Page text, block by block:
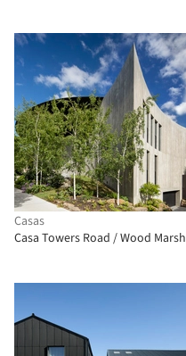
Casas
Casa Towers Road / Wood Marsh